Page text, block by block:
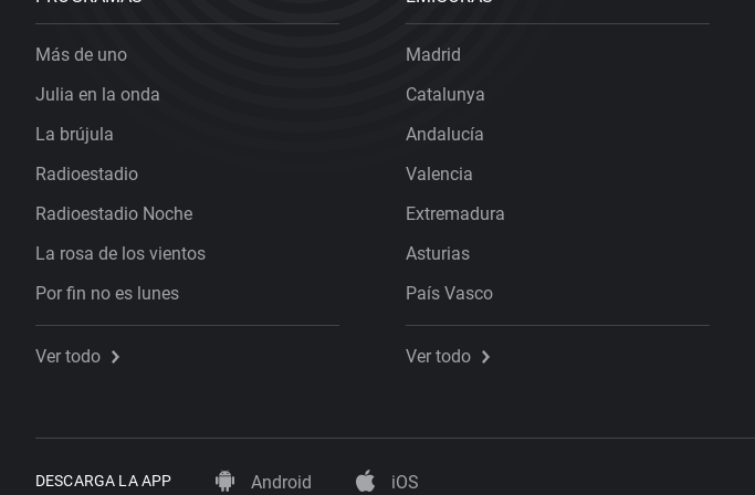
Más de uno
Julia en la onda
La brújula
Radioestadio
Radioestadio Noche
La rosa de los vientos
Por fin no es lunes
Ver todo
Madrid
Catalunya
Andalucía
Valencia
Extremadura
Asturias
País Vasco
Ver todo
DESCARGA LA APP Android iOS